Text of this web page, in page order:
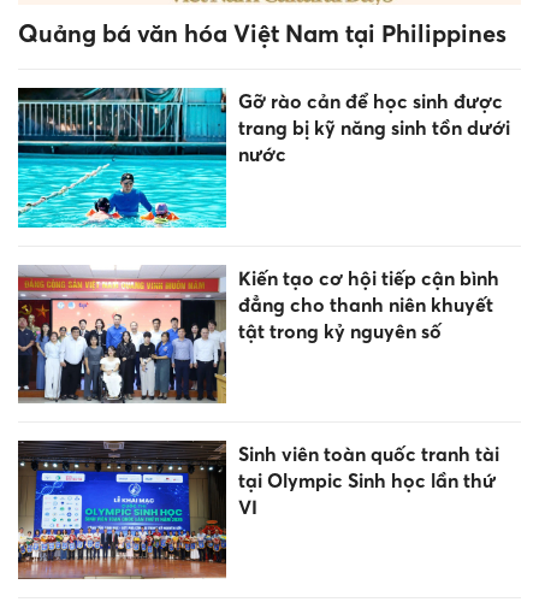
Quảng bá văn hóa Việt Nam tại Philippines
Gỡ rào cản để học sinh được
trang bị kỹ năng sinh tồn dưới
nước
Kiến tạo cơ hội tiếp cận bình
đẳng cho thanh niên khuyết
tật trong kỷ nguyên số
Sinh viên toàn quốc tranh tài
tại Olympic Sinh học lần thứ
VI